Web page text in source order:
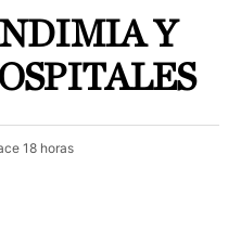
Y
18 horas